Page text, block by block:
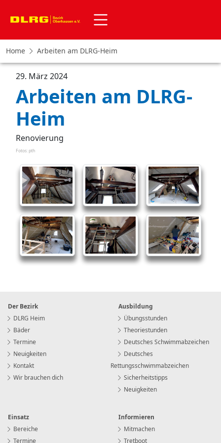
Home Arbeiten am DLRG-Heim
29. März 2024
Arbeiten am DLRG-
Heim
Renovierung
Fotos: pth
Der Bezirk
DLRG Heim
Bäder
Termine
Neuigkeiten
Kontakt
Wir brauchen dich
Ausbildung
Übungsstunden
Theoriestunden
Deutsches Schwimmabzeichen
Deutsches
Rettungsschwimmabzeichen
Sicherheitstipps
Neuigkeiten
Einsatz
Bereiche
Termine
Informieren
Mitmachen
Tretboot